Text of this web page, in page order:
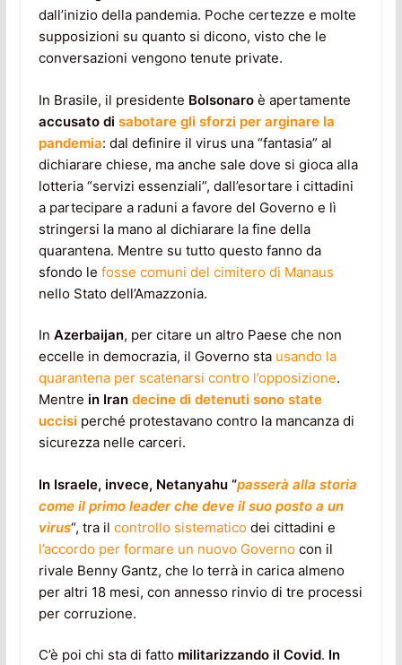
dall’inizio della pandemia. Poche certezze e molte
supposizioni su quanto si dicono, visto che le
conversazioni vengono tenute private.
In Brasile, il presidente Bolsonaroè apertamente
accusato di sabotare gli sforzi per arginare la
pandemia: dal definire il virus una “fantasia” al
dichiarare chiese, ma anche sale dove si gioca alla
lotteria “servizi essenziali”, dall’esortare i cittadini
a partecipare a raduni a favore del Governo e lì
stringersi la mano al dichiarare la fine della
quarantena. Mentre su tutto questo fanno da
sfondo le fosse comuni del cimitero di Manaus
nello Stato dell’Amazzonia.
In Azerbaijan, per citare un altro Paese che non
eccelle in democrazia, il Governo sta usando la
quarantena per scatenarsi contro l’opposizione.
Mentre in Iran decine di detenuti sono state
uccisi perché protestavano contro la mancanza di
sicurezza nelle carceri.
In Israele, invece, Netanyahu “passerà alla storia
come il primo leader che deve il suo posto a un
virus“, tra il controllo sistematicodei cittadini e
l’accordo per formare un nuovo Governocon il
rivale Benny Gantz, che lo terrà in carica almeno
per altri 18 mesi, con annesso rinvio di tre processi
per corruzione.
C’è poi chi sta di fatto militarizzando il Covid. In